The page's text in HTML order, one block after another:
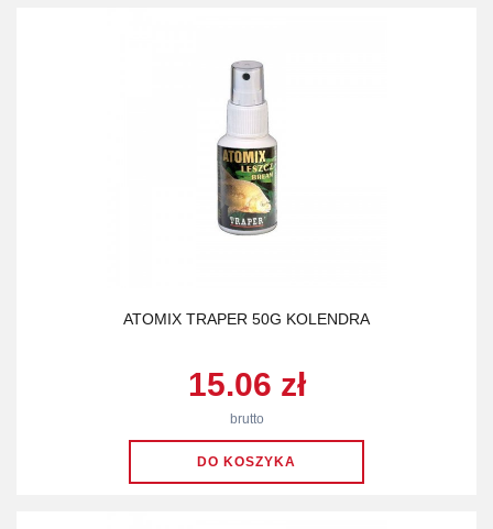
ATOMIX TRAPER 50G KOLENDRA
15.06 zł
brutto